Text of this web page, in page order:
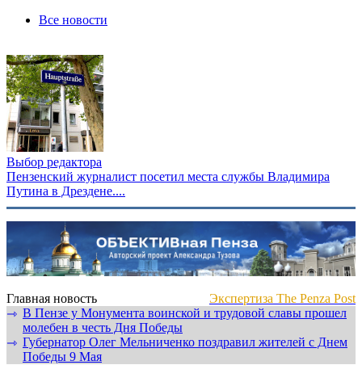
Все новости
Выбор редактора
Пензенский журналист посетил места службы Владимира
Путина в Дрездене....
Главная новость
Экспертиза The Penza Post
⇾ В Пензе у Монумента воинской и трудовой славы прошел
молебен в честь Дня Победы
⇾ Губернатор Олег Мельниченко поздравил жителей с Днем
Победы 9 Мая